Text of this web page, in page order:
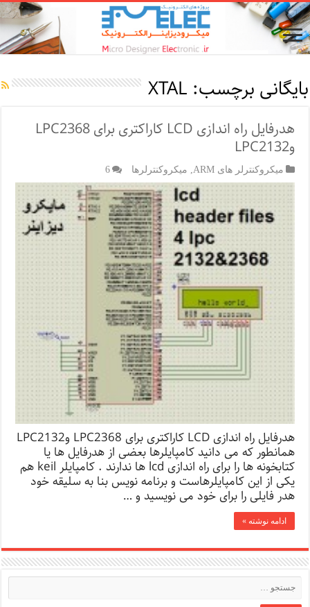
بایگانی برچسب: XTAL
هدرفایل راه اندازی LCD کاراکتری برای LPC2368
وLPC2132
میکروکنترلر های ARM میکروکنترلرها 6
هدرفایل راه اندازی LCD کاراکتری برای LPC2368 وLPC2132
همانطور که می دانید کامپایلرها بعضی از هدرفایل ها یا
کتابخونه ها را برای راه اندازی lcd ها ندارند . کامپایلر keil هم
یکی از این کامپایلرهاست و برنامه نویس بنا به سلیقه خود
هدر فایلی را برای خود می نویسید و …
ادامه نوشته »